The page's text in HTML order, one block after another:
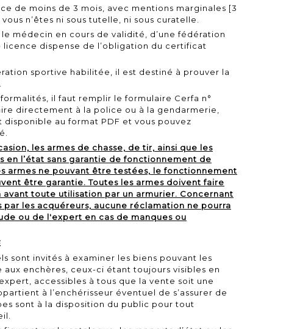
de moins de 3 mois, avec mentions marginales [3
n’êtes ni sous tutelle, ni sous curatelle.
médecin en cours de validité, d’une fédération
dispense de l’obligation du certificat
sportive habilitée, il est destiné à prouver la
il faut remplir le formulaire Cerfa n°
directement à la police ou à la gendarmerie,
disponible au format PDF et vous pouvez
les armes de chasse, de tir, ainsi que les
en l’état sans garantie de fonctionnement de
armes ne pouvant être testées, le fonctionnement
être garantie. Toutes les armes doivent faire
toute utilisation par un armurier. Concernant
les acquéreurs, aucune réclamation ne pourra
ou de l'expert en cas de manques ou
sont invités à examiner les biens pouvant les
aux enchères, ceux-ci étant toujours visibles en
accessibles à tous que la vente soit une
à l’enchérisseur éventuel de s’assurer de
sont à la disposition du public pour tout